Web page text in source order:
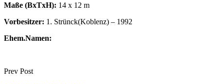
Maße (BxTxH): 14 x 12 m
Vorbesitzer: 1. Strünck(Koblenz) – 1992
Ehem.Namen:
Prev Post